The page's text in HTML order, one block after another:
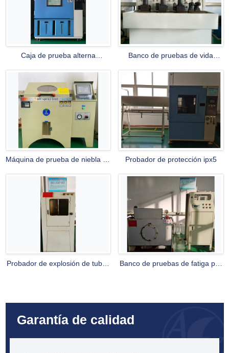
Garantía de calidad
Caja de prueba alterna
programática de alta y baja
temperatura
Banco de pruebas de vida
mecánica del electroimán
Máquina de prueba de niebla de
sal
Probador de protección ipx5
Probador de explosión de tubos
Banco de pruebas de fatiga por